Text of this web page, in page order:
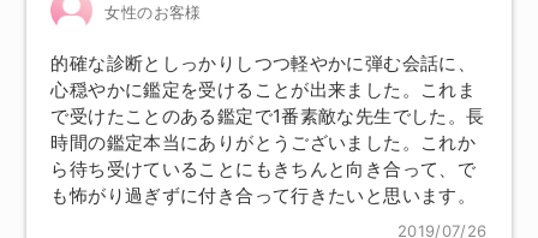
女性のお客様
的確な診断としっかりしつつ軽やかに弾む会話に、
心穏やかに鑑定を受けることが出来ました。これま
で受けたことのある鑑定で1番素敵な先生でした。長
時間の鑑定本当にありがとうございました。これか
ら待ち受けていることにもきちんと向き合って、で
も怖がり過ぎずに付き合って行きたいと思います。
2019/07/26